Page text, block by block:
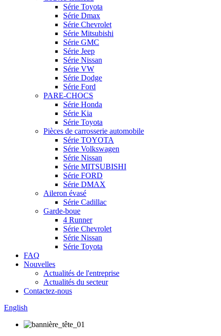
Série Toyota
Série Dmax
Série Chevrolet
Série Mitsubishi
Série GMC
Série Jeep
Série Nissan
Série VW
Série Dodge
Série Ford
PARE-CHOCS
Série Honda
Série Kia
Série Toyota
Pièces de carrosserie automobile
Série TOYOTA
Série Volkswagen
Série Nissan
Série MITSUBISHI
Série FORD
Série DMAX
Aileron évasé
Série Cadillac
Garde-boue
4 Runner
Série Chevrolet
Série Nissan
Série Toyota
FAQ
Nouvelles
Actualités de l'entreprise
Actualités du secteur
Contactez-nous
English